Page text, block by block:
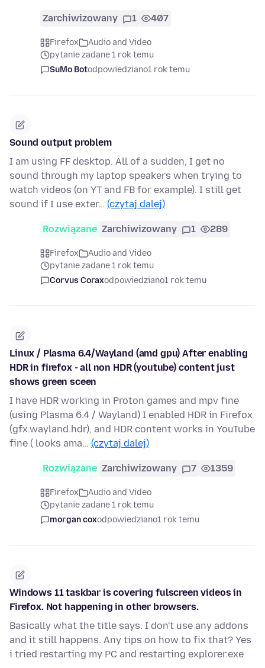
Zarchiwizowany 1 407
Firefox
Audio and Video
pytanie zadane 1 rok temu
SuMo Botodpowiedziano1 rok temu
Sound output problem
I am using FF desktop. All of a sudden, I get no
sound through my laptop speakers when trying to
watch videos (on YT and FB for example). I still get
sound if I use exter… (czytaj dalej)
Rozwiązane Zarchiwizowany 1 289
Firefox
Audio and Video
pytanie zadane 1 rok temu
Corvus Coraxodpowiedziano1 rok temu
Linux / Plasma 6.4/Wayland (amd gpu) After enabling
HDR in firefox - all non HDR (youtube) content just
shows green sceen
I have HDR working in Proton games and mpv fine
(using Plasma 6.4 / Wayland) I enabled HDR in Firefox
(gfx.wayland.hdr), and HDR content works in YouTube
fine ( looks ama… (czytaj dalej)
Rozwiązane Zarchiwizowany 7 1359
Firefox
Audio and Video
pytanie zadane 1 rok temu
morgan coxodpowiedziano1 rok temu
Windows 11 taskbar is covering fulscreen videos in
Firefox. Not happening in other browsers.
Basically what the title says. I don't use any addons
and it still happens. Any tips on how to fix that? Yes
i tried restarting my PC and restarting explorer.exe